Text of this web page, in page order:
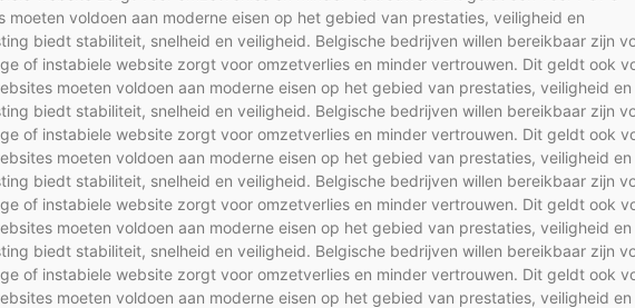
moeten voldoen aan moderne eisen op het gebied van prestaties, veiligheid en
biedt stabiliteit, snelheid en veiligheid. Belgische bedrijven willen bereikbaar zijn
of instabiele website zorgt voor omzetverlies en minder vertrouwen. Dit geldt ook
moeten voldoen aan moderne eisen op het gebied van prestaties, veiligheid en
biedt stabiliteit, snelheid en veiligheid. Belgische bedrijven willen bereikbaar zijn
of instabiele website zorgt voor omzetverlies en minder vertrouwen. Dit geldt ook
moeten voldoen aan moderne eisen op het gebied van prestaties, veiligheid en
biedt stabiliteit, snelheid en veiligheid. Belgische bedrijven willen bereikbaar zijn
of instabiele website zorgt voor omzetverlies en minder vertrouwen. Dit geldt ook
moeten voldoen aan moderne eisen op het gebied van prestaties, veiligheid en
biedt stabiliteit, snelheid en veiligheid. Belgische bedrijven willen bereikbaar zijn
of instabiele website zorgt voor omzetverlies en minder vertrouwen. Dit geldt ook
moeten voldoen aan moderne eisen op het gebied van prestaties, veiligheid en